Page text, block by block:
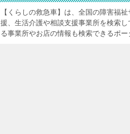
【くらしの救急車】は、全国の障害福
援、生活介護や相談支援事業所を検索
る事業所やお店の情報も検索できるポー